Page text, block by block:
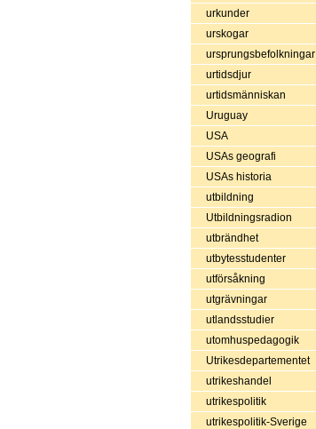
urkunder
urskogar
ursprungsbefolkningar
urtidsdjur
urtidsmänniskan
Uruguay
USA
USAs geografi
USAs historia
utbildning
Utbildningsradion
utbrändhet
utbytesstudenter
utförsåkning
utgrävningar
utlandsstudier
utomhuspedagogik
Utrikesdepartementet
utrikeshandel
utrikespolitik
utrikespolitik-Sverige